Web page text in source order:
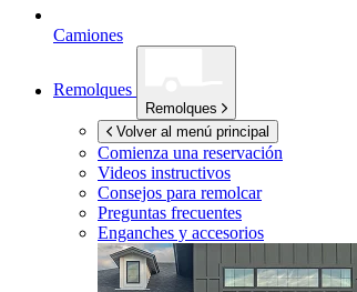
Camiones
Remolques
Remolques
Volver al menú principal
Comienza una reservación
Videos instructivos
Consejos para remolcar
Preguntas frecuentes
Enganches y accesorios